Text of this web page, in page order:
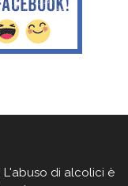
L'abuso di alcolici è